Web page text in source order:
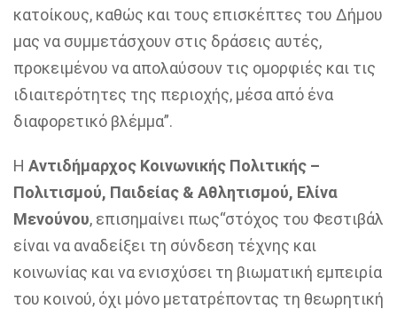
κατοίκους, καθώς και τους επισκέπτες του Δήμου
μας να συμμετάσχουν στις δράσεις αυτές,
προκειμένου να απολαύσουν τις ομορφιές και τις
ιδιαιτερότητες της περιοχής, μέσα από ένα
διαφορετικό βλέμμα”.
Η Αντιδήμαρχος Κοινωνικής Πολιτικής –
Πολιτισμού, Παιδείας & Αθλητισμού, Ελίνα
Μενούνου, επισημαίνει πως“στόχος του Φεστιβάλ
είναι να αναδείξει τη σύνδεση τέχνης και
κοινωνίας και να ενισχύσει τη βιωματική εμπειρία
του κοινού, όχι μόνο μετατρέποντας τη θεωρητική